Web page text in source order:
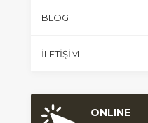
BLOG
İLETIŞIM
ONLINE